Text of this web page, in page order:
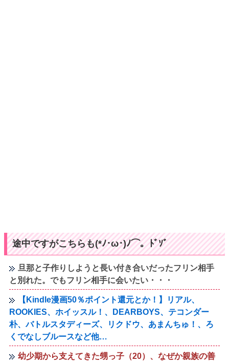
途中ですがこちらも(*ﾉ･ω･)ﾉ⌒。ﾄﾞｿﾞ
旦那と子作りしようと長い付き合いだったフリン相手
と別れた。でもフリン相手に会いたい・・・
【Kindle漫画50％ポイント還元とか！】リアル、
ROOKIES、ホイッスル！、DEARBOYS、テコンダー
朴、バトルスタディーズ、リクドウ、あまんちゅ！、ろ
くでなしブルースなど他…
幼少期から支えてきた甥っ子（20）、なぜか親族の善